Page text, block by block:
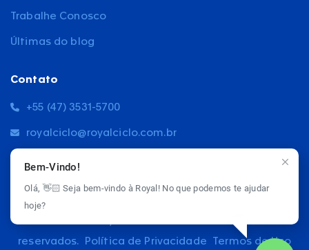
Trabalhe Conosco
Últimas do blog
Contato
+55 (47) 3531-5700
royalciclo@royalciclo.com.br
reservados.
Política de Privacidade Termos de Uso
Bem-Vindo!
Olá, 👋🏻 Seja bem-vindo à Royal! No que podemos te ajudar
hoje?